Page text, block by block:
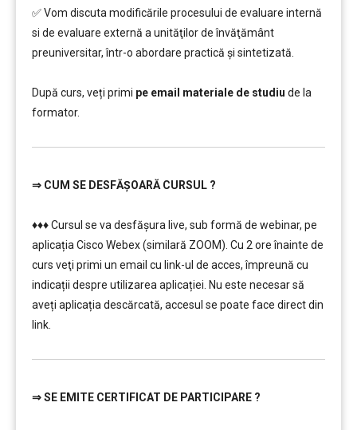
✅ Vom discuta modificările procesului de evaluare internă
si de evaluare externă a unităţilor de învăţământ
preuniversitar, într-o abordare practică și sintetizată.
După curs, veți primi pe email materiale de studiu de la
formator.
⇒ CUM SE DESFĂȘOARĂ CURSUL ?
♦♦♦ Cursul se va desfășura live, sub formă de webinar, pe
aplicația Cisco Webex (similară ZOOM). Cu 2 ore înainte de
curs veţi primi un email cu link-ul de acces, împreună cu
indicații despre utilizarea aplicației. Nu este necesar să
aveți aplicația descărcată, accesul se poate face direct din
link.
⇒SE EMITE CERTIFICAT DE PARTICIPARE ?